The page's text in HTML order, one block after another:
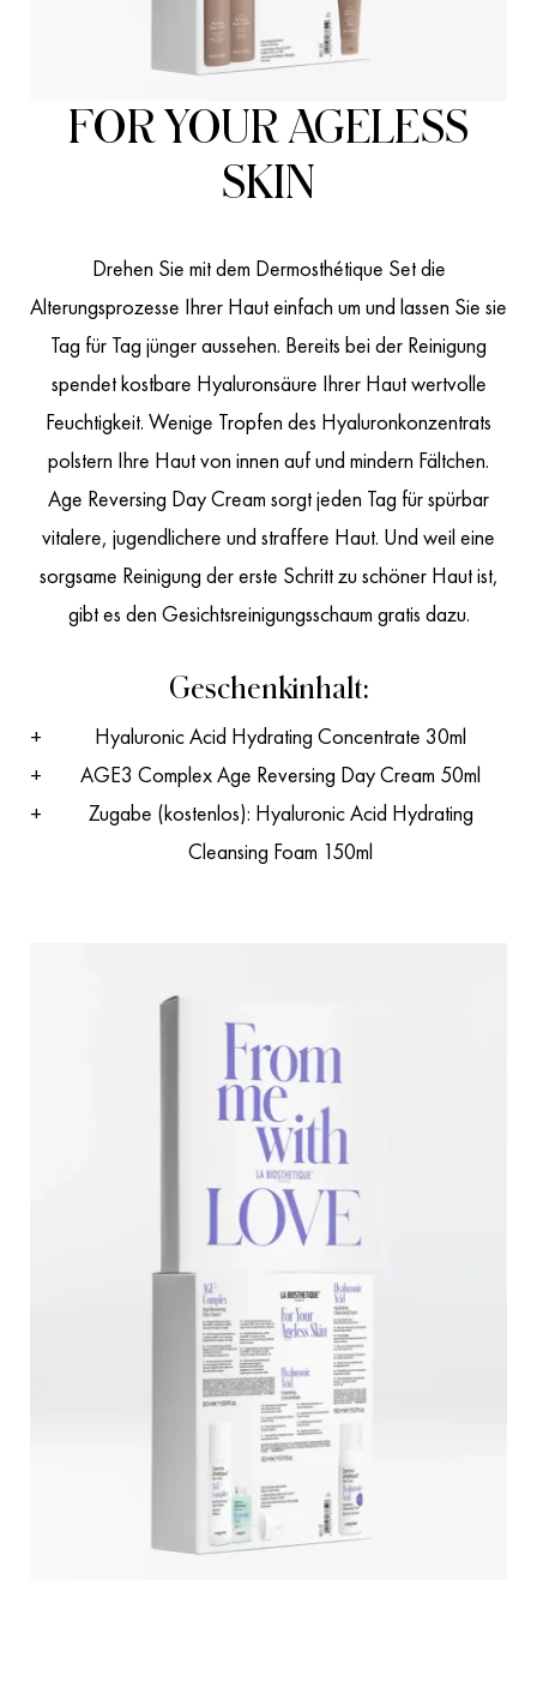
FOR YOUR AGELESS
SKIN
Drehen Sie mit dem Dermosthétique Set die
Alterungsprozesse Ihrer Haut einfach um und lassen Sie sie
Tag für Tag jünger aussehen. Bereits bei der Reinigung
spendet kostbare Hyaluronsäure Ihrer Haut wertvolle
Feuchtigkeit. Wenige Tropfen des Hyaluronkonzentrats
polstern Ihre Haut von innen auf und mindern Fältchen.
Age Reversing Day Cream sorgt jeden Tag für spürbar
vitalere, jugendlichere und straffere Haut. Und weil eine
sorgsame Reinigung der erste Schritt zu schöner Haut ist,
gibt es den Gesichtsreinigungsschaum gratis dazu.
Geschenkinhalt:
Hyaluronic Acid Hydrating Concentrate 30ml
AGE3 Complex Age Reversing Day Cream 50ml
Zugabe (kostenlos): Hyaluronic Acid Hydrating
Cleansing Foam 150ml